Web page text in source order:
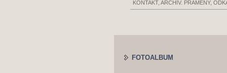
KONTAKT, ARCHIV. PRAMENY,
FOTOALBUM